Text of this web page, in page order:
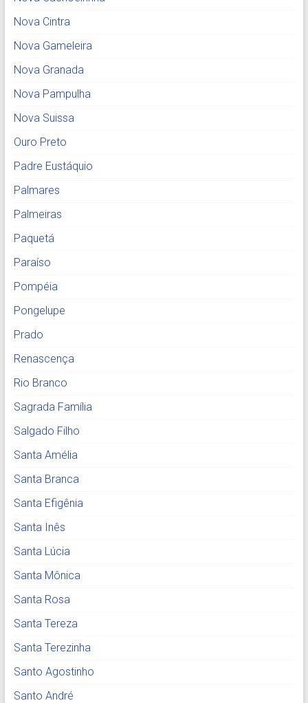
Nova Cintra
Nova Gameleira
Nova Granada
Nova Pampulha
Nova Suissa
Ouro Preto
Padre Eustáquio
Palmares
Palmeiras
Paquetá
Paraíso
Pompéia
Pongelupe
Prado
Renascença
Rio Branco
Sagrada Família
Salgado Filho
Santa Amélia
Santa Branca
Santa Efigênia
Santa Inês
Santa Lúcia
Santa Mônica
Santa Rosa
Santa Tereza
Santa Terezinha
Santo Agostinho
Santo André